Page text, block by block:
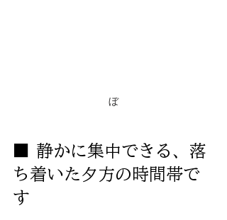
ぼ
■ 静かに集中できる、落
ち着いた夕方の時間帯で
す